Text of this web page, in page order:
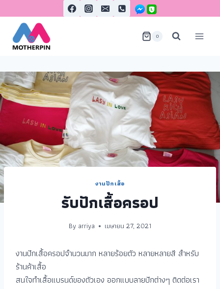
0
งานปักเสื้อ
รับปักเสื้อครอป
By arriya เมษายน 27, 2021
งานปักเสื้อครอปจำนวนมาก หลายร้อยตัว หลายหลายสี สำหรับ
ร้านค้าเสื้อ
สนใจทำเสื้อแบรนด์ของตัวเอง ออกแบบลายปักต่างๆ ติดต่อเรา